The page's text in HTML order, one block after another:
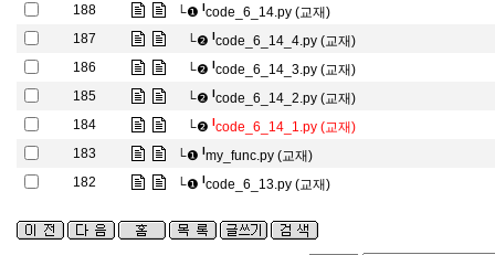
188
└❶ lcode_6_14.py (교재)
187
└❷ lcode_6_14_4.py (교재)
186
└❷ lcode_6_14_3.py (교재)
185
└❷ lcode_6_14_2.py (교재)
184
└❷ lcode_6_14_1.py (교재)
183
└❶ lmy_func.py (교재)
182
└❶ lcode_6_13.py (교재)